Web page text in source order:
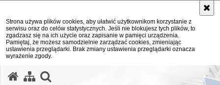
Strona używa plików cookies, aby ułatwić użytkownikom korzystanie z
serwisu oraz do celów statystycznych. Jeśli nie blokujesz tych plików, to
zgadzasz się na ich użycie oraz zapisanie w pamięci urządzenia.
Pamiętaj, że możesz samodzielnie zarządzać cookies, zmieniając
ustawienia przeglądarki. Brak zmiany ustawienia przeglądarki oznacza
wyrażenie zgody.